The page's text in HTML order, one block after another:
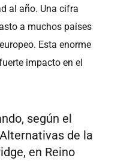
al año. Una cifra
a muchos países
Esta enorme
impacto en el
según el
de la
en Reino